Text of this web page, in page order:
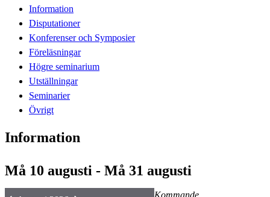
Information
Disputationer
Konferenser och Symposier
Föreläsningar
Högre seminarium
Utställningar
Seminarier
Övrigt
Information
Må 10 augusti - Må 31 augusti
Kommande